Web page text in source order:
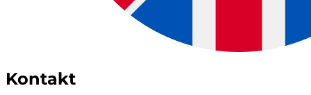
Kontakt